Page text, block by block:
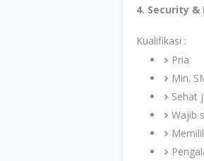
4. Security &
Kualifikasi :
Pria
Min.
Sehat
Wajib